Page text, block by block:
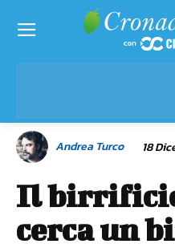
Andrea Turco 18
Il
cerca un